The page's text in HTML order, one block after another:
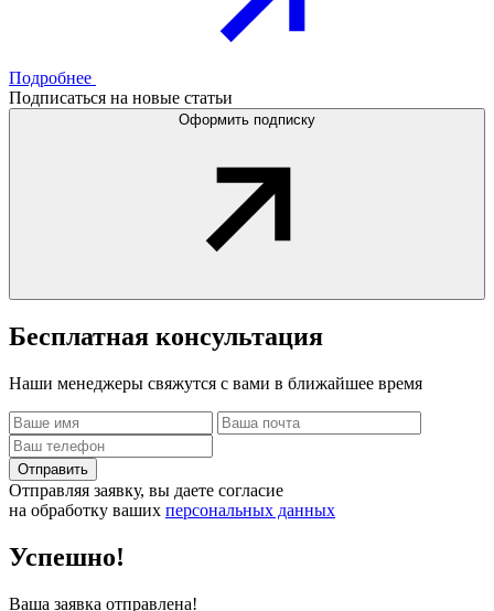
Подробнее
Подписаться на новые статьи
Оформить подписку
Бесплатная консультация
Наши менеджеры свяжутся с вами в ближайшее время
Отправить
Отправляя заявку, вы даете согласие
на обработку ваших персональных данных
Успешно!
Ваша заявка отправлена!